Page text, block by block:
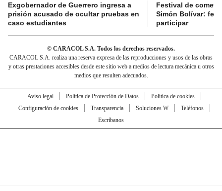
Exgobernador de Guerrero ingresa a
prisión acusado de ocultar pruebas en
caso estudiantes
Festival de
Simón Bolívar:
participar
© CARACOL S.A. Todos los derechos reservados.
CARACOL S.A. realiza una reserva expresa de las reproducciones y usos de las obras
y otras prestaciones accesibles desde este sitio web a medios de lectura mecánica u otros
medios que resulten adecuados.
Aviso legal Política de Protección de Datos
Política de cookies
Configuración de cookies
Transparencia Soluciones W
Teléfonos
Escríbanos